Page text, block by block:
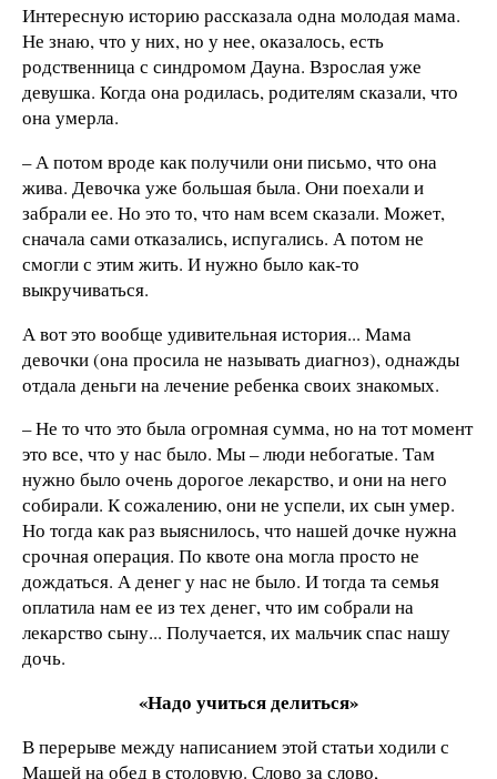
Интересную историю рассказала одна молодая мама.
Не знаю, что у них, но у нее, оказалось, есть
родственница с синдромом Дауна. Взрослая уже
девушка. Когда она родилась, родителям сказали, что
она умерла.
– А потом вроде как получили они письмо, что она
жива. Девочка уже большая была. Они поехали и
забрали ее. Но это то, что нам всем сказали. Может,
сначала сами отказались, испугались. А потом не
смогли с этим жить. И нужно было как-то
выкручиваться.
А вот это вообще удивительная история... Мама
девочки (она просила не называть диагноз), однажды
отдала деньги на лечение ребенка своих знакомых.
– Не то что это была огромная сумма, но на тот момент
это все, что у нас было. Мы – люди небогатые. Там
нужно было очень дорогое лекарство, и они на него
собирали. К сожалению, они не успели, их сын умер.
Но тогда как раз выяснилось, что нашей дочке нужна
срочная операция. По квоте она могла просто не
дождаться. А денег у нас не было. И тогда та семья
оплатила нам ее из тех денег, что им собрали на
лекарство сыну... Получается, их мальчик спас нашу
дочь.
«Надо учиться делиться»
В перерыве между написанием этой статьи ходили с
Машей на обед в столовую. Слово за слово,